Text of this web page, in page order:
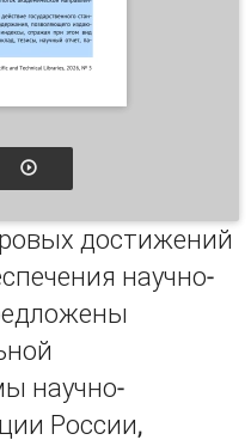
достижений
научно-
научно-
России,